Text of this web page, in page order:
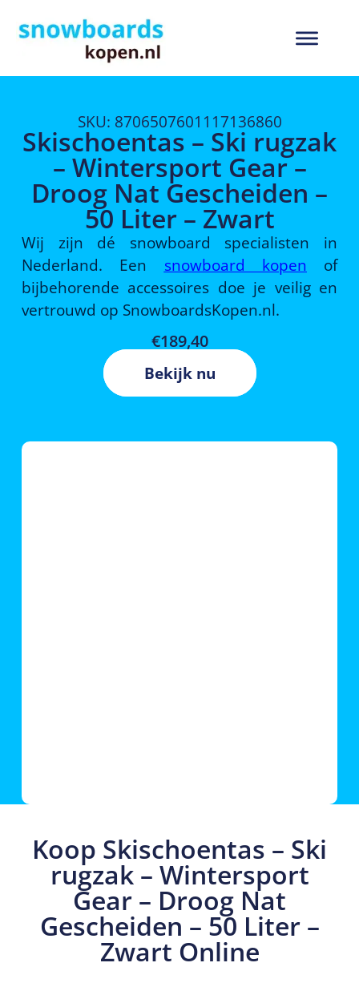
SKU: 8706507601117136860
Skischoentas – Ski rugzak
– Wintersport Gear –
Droog Nat Gescheiden –
50 Liter – Zwart
Wij zijn dé snowboard specialisten in
Nederland. Een snowboard kopen of
bijbehorende accessoires doe je veilig en
vertrouwd op SnowboardsKopen.nl.
€189,40
Bekijk nu
Koop Skischoentas – Ski
rugzak – Wintersport
Gear – Droog Nat
Gescheiden – 50 Liter –
Zwart Online